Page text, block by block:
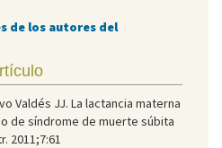
de los autores del
Valdés JJ. La lactancia materna
de síndrome de muerte súbita
2011;7:61